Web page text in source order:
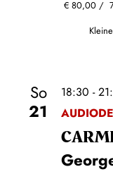
€80,00
So
21
18:30 -